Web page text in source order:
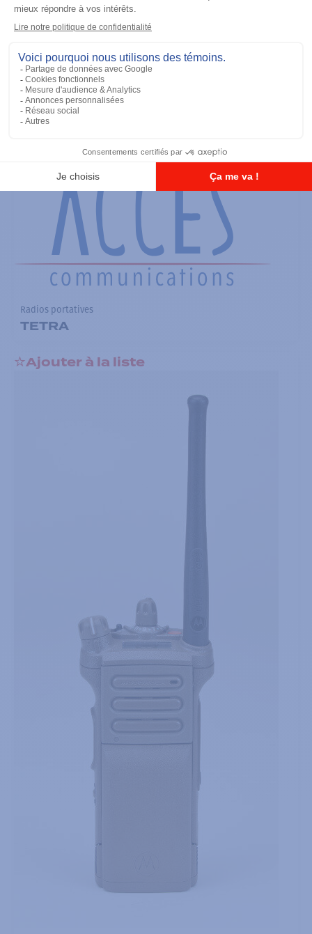
Radios portatives
SRX2200 Modèle 3.5
Radios portatives
TETRA
Ajouter à la liste